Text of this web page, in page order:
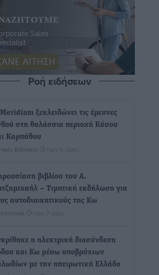
Ροή ειδήσεων
ξεκλειδώνει τις έρευνες
στη θαλάσσια περιοχή Κάσου
Καρπάθου
Ειδήσεις πριν 6 ώρες
βιβλίου του Α.
– Τιμητική εκδήλωση για
αυτοδιοικητικούς της Κω
πριν 7 ώρες
η ηλεκτρική διασύνδεση
και Κω μέσω υποβρύχιων
με την ηπειρωτική Ελλάδα